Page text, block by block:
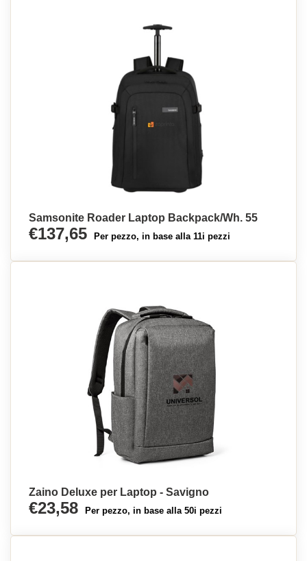
Samsonite Roader Laptop Backpack/Wh. 55
€137,65 Per pezzo, in base alla 11i pezzi
Zaino Deluxe per Laptop - Savigno
€23,58 Per pezzo, in base alla 50i pezzi